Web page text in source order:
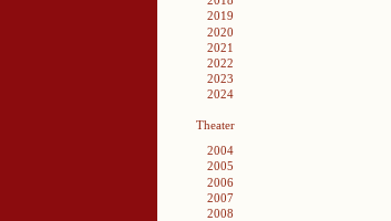
2019
2020
2021
2022
2023
2024
Theater
2004
2005
2006
2007
2008